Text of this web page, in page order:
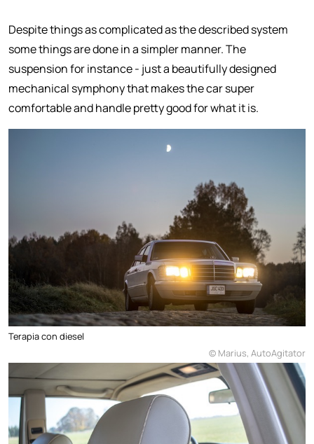
Despite things as complicated as the described system
some things are done in a simpler manner. The
suspension for instance - just a beautifully designed
mechanical symphony that makes the car super
comfortable and handle pretty good for what it is.
Terapia con diesel
© Marius, AutoAgitator